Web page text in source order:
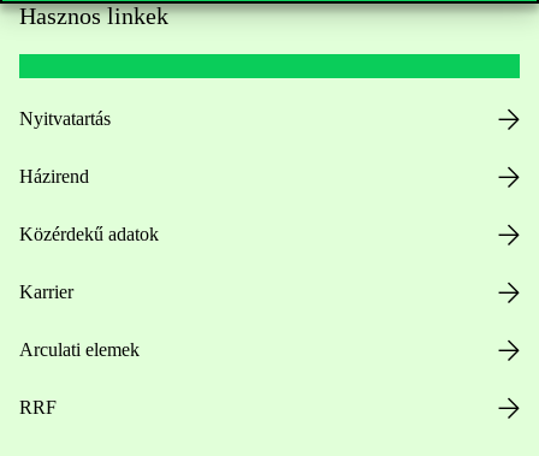
Hasznos linkek
Nyitvatartás
Házirend
Közérdekű adatok
Karrier
Arculati elemek
RRF